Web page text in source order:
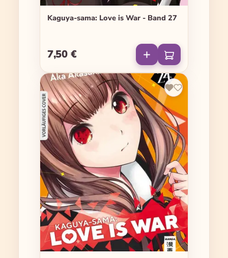
Kaguya-sama: Love is War - Band 27
Regulärer Preis:
7,50 €